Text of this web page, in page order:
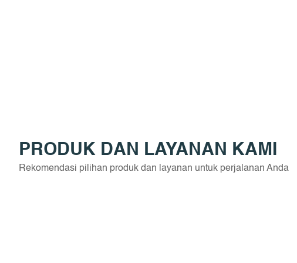
PRODUK DAN LAYANAN KAMI
Rekomendasi pilihan produk dan layanan untuk perjalanan Anda